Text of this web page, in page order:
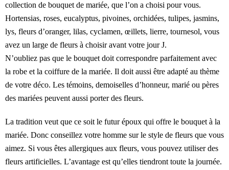
collection de bouquet de mariée, que l’on a choisi pour vous.
Hortensias, roses, eucalyptus, pivoines, orchidées, tulipes, jasmins,
lys, fleurs d’oranger, lilas, cyclamen, œillets, lierre, tournesol, vous
avez un large de fleurs à choisir avant votre jour J.
N’oubliez pas que le bouquet doit correspondre parfaitement avec
la robe et la coiffure de la mariée. Il doit aussi être adapté au thème
de votre déco. Les témoins, demoiselles d’honneur, marié ou pères
des mariées peuvent aussi porter des fleurs.
La tradition veut que ce soit le futur époux qui offre le bouquet à la
mariée. Donc conseillez votre homme sur le style de fleurs que vous
aimez. Si vous êtes allergiques aux fleurs, vous pouvez utiliser des
fleurs artificielles. L’avantage est qu’elles tiendront toute la journée.